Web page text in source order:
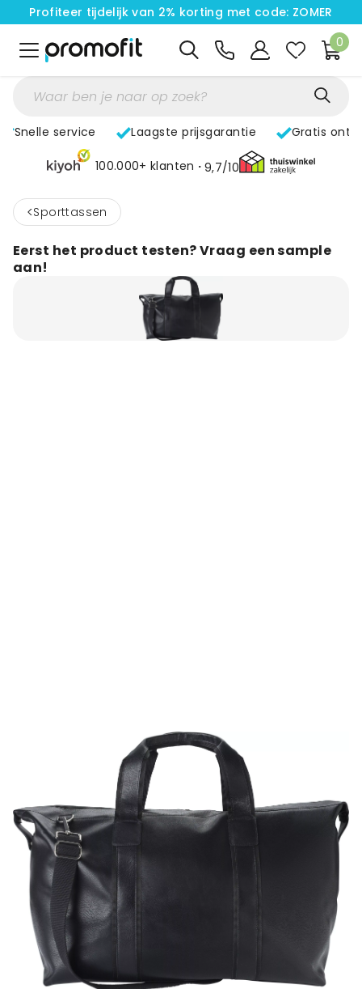
Profiteer tijdelijk van 2% korting met code: ZOMER
0
Snelle service Laagste prijsgarantie Gratis
100.000+ klanten 9,7/10
< Sporttassen
Eerst het product testen? Vraag een sample
aan!